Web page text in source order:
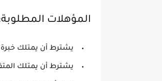
المؤهلات
يشترط أن يمتلك خبرة 5 سنوات كحد أدنى في إدارة الفريق الهندسي
يشترط أن يمتلك المتقدم